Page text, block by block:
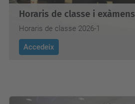
Horaris de classe i exàmens
Horaris de classe 2026-1
Accedeix